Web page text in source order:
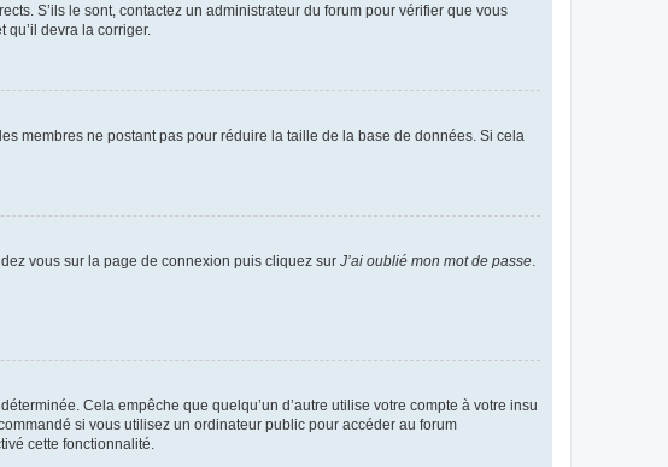
S’ils le sont, contactez un administrateur du forum pour vérifier que vous
devra la corriger.
membres ne postant pas pour réduire la taille de la base de données. Si cela
vous sur la page de connexion puis cliquez sur J’ai oublié mon mot de passe
Cela empêche que quelqu’un d’autre utilise votre compte à votre insu
si vous utilisez un ordinateur public pour accéder au forum
cette fonctionnalité.